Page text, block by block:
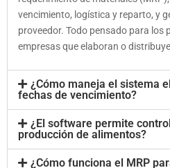
vencimiento, logística y reparto, y
proveedor. Todo pensado para los
empresas que elaboran o
¿Cómo maneja el sistema
fechas de vencimiento?
¿El software permite
producción de alimentos?
¿Cómo funciona el MRP